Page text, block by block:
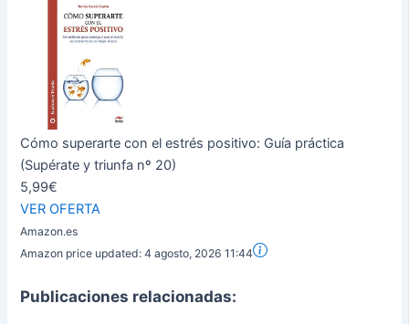
Cómo superarte con el estrés positivo: Guía práctica
(Supérate y triunfa nº 20)
5,99€
VER OFERTA
Amazon.es
Amazon price updated:4 agosto, 2026 11:44
Publicaciones relacionadas: